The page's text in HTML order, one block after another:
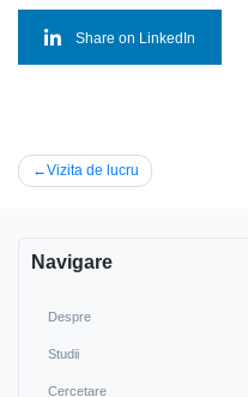
Share on LinkedIn
Navigare
Vizita de lucru
Navigare
Despre
Studii
Cercetare